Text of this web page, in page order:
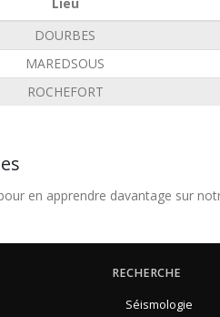
DOURBES
MAREDSOUS
ROCHEFORT
en apprendre davantage sur
RECHERCHE
Séismologie